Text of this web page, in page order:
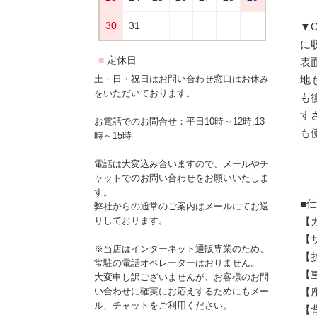
土・日・祝日はお問い合わせ窓口はお休み
をいただいております。
お電話でのお問合せ：平日10時～12時,13
時～15時
電話は大変込み合いますので、メールやチ
ャットでのお問い合わせをお願いいたしま
す。
弊社からの通常のご案内はメールにてお送
りしております。
※当店はインターネット通販専業のため、
常駐の電話オペレーターはおりません。
大変申し訳ございませんが、お客様のお問
い合わせに確実にお応えするためにもメー
ル、チャットをご利用ください。
に
表
地
も
す
も
■